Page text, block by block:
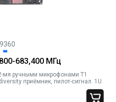
683,400 МГц
мя ручными микрофонами T1
приёмник, пилот-сигнал. 1U